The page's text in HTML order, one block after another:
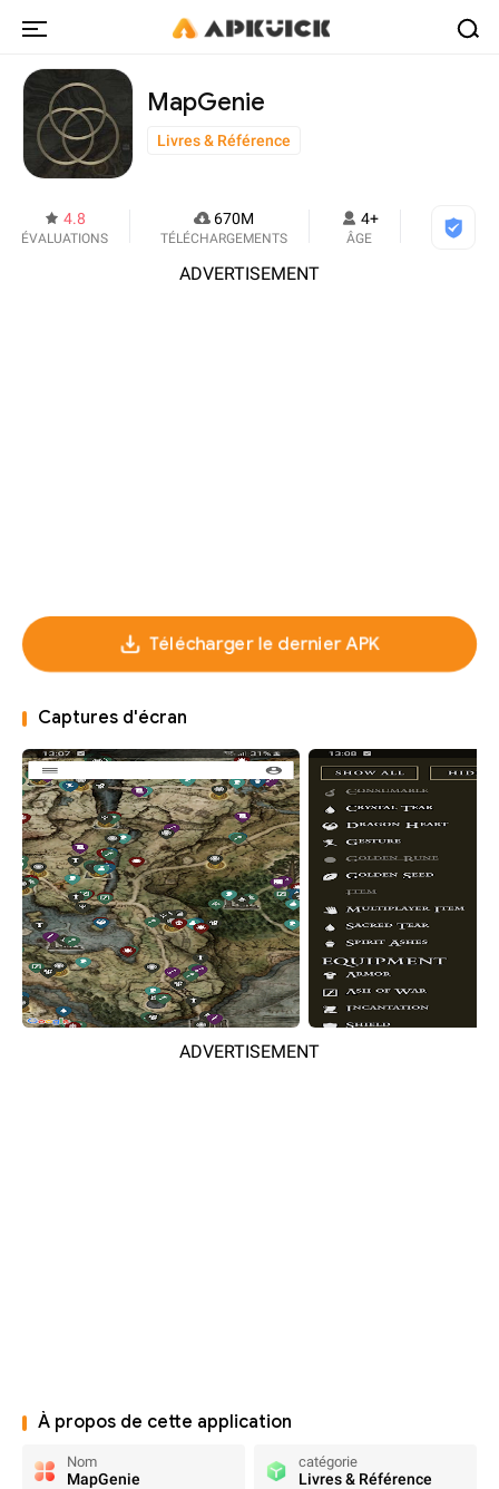
MapGenie
Livres & Référence
4.8
ÉVALUATIONS
670M
TÉLÉCHARGEMENTS
4+
ÂGE
ADVERTISEMENT
Télécharger le dernier APK
Captures d'écran
ADVERTISEMENT
À propos de cette application
Nom
MapGenie
catégorie
Livres & Référence